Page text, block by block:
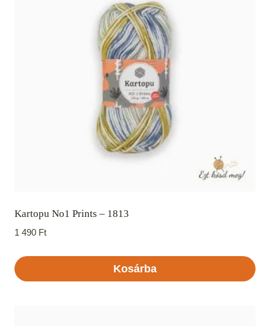
Kartopu No1 Prints – 1813
1 490 Ft
Kosárba